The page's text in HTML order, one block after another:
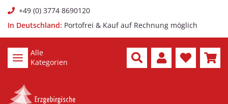
+49 (0) 3774 8690120
In Deutschland: Portofrei & Kauf auf Rechnung möglich
Alle
Kategorien